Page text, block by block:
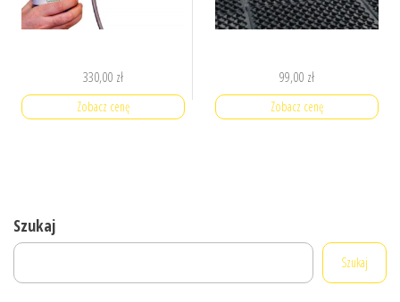
330,00 zł
Zobacz cenę
99,00 zł
Zobacz cenę
Szukaj
Szukaj